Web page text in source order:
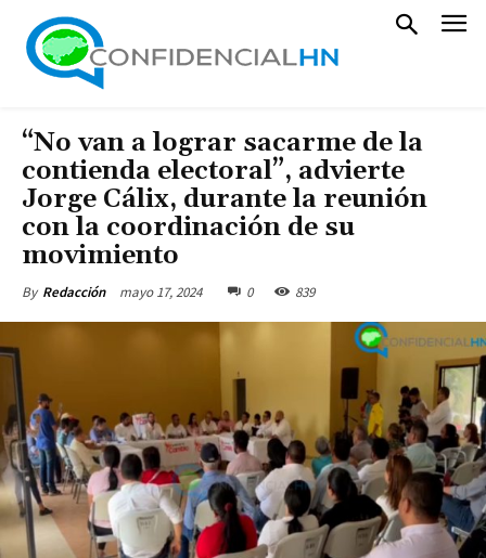
“No van a lograr sacarme de la
contienda electoral”, advierte
Jorge Cálix, durante la reunión
con la coordinación de su
movimiento
By Redacción mayo 17, 2024 0 839